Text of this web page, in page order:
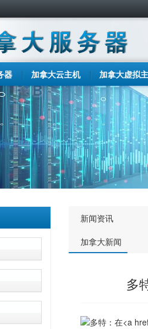
器 加拿大云主机 加拿大虚拟
新闻资讯
加拿大新闻
多